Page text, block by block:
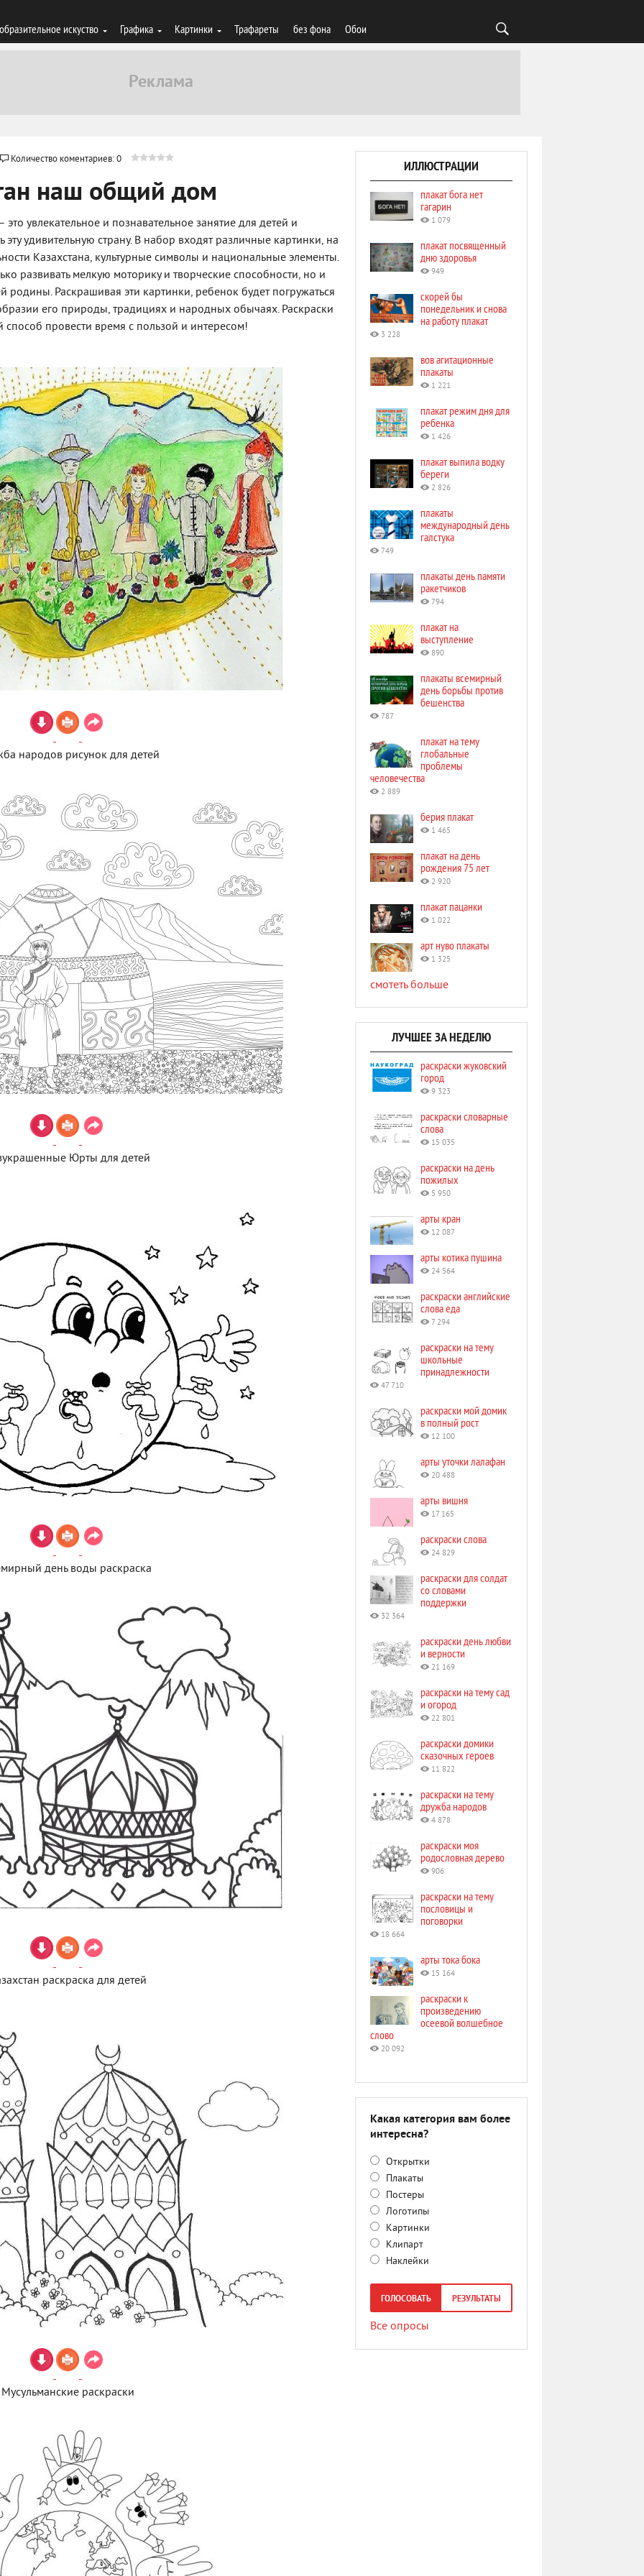
искуство Графика Картинки Трафареты без фона Обои
Количество коментариев: 0
наш общий дом
увлекательное и познавательное занятие для детей и
удивительную страну. В набор входят различные картинки, на
Казахстана, культурные символы и национальные элементы.
развивать мелкую моторику и творческие способности, но и
родины. Раскрашивая эти картинки, ребенок будет погружаться
его природы, традициях и народных обычаях. Раскраски
провести время с пользой и интересом!
народов рисунок для детей
Юрты для детей
день воды раскраска
раскраска для детей
Мусульманские раскраски
ИЛЛЮСТРАЦИИ
плакат бога нет
гагарин
1 079
плакат посвященный
дню здоровья
949
скорей бы
понедельник и снова
на работу плакат
3 228
вов агитационные
плакаты
1 221
плакат режим дня для
ребенка
1 426
плакат выпила водку
береги
2 826
плакаты
международный день
галстука
749
плакаты день памяти
ракетчиков
794
плакат на
выступление
890
плакаты всемирный
день борьбы против
бешенства
787
плакат на тему
глобальные
проблемы
человечества
2 889
берия плакат
1 465
плакат на день
рождения 75 лет
2 920
плакат пацанки
1 022
арт нуво плакаты
1 325
смотеть больше
ЛУЧШЕЕ ЗА НЕДЕЛЮ
раскраски жуковский
город
9 323
раскраски словарные
слова
15 035
раскраски на день
пожилых
5 950
арты кран
12 087
арты котика пушина
24 564
раскраски английские
слова еда
7 294
раскраски на тему
школьные
принадлежности
47 710
раскраски мой домик
в полный рост
12 100
арты уточки лалафан
20 488
арты вишня
17 165
раскраски слова
24 829
раскраски для солдат
со словами
поддержки
32 364
раскраски день любви
и верности
21 169
раскраски на тему сад
и огород
22 801
раскраски домики
сказочных героев
11 822
раскраски на тему
дружба народов
4 878
раскраски моя
родословная дерево
906
раскраски на тему
пословицы и
поговорки
18 664
арты тока бока
15 164
раскраски к
произведению
осеевой волшебное
слово
20 092
Какая категория вам более
интересна?
Открытки
Плакаты
Постеры
Логотипы
Картинки
Клипарт
Наклейки
ГОЛОСОВАТЬ РЕЗУЛЬТАТЫ
Все опросы